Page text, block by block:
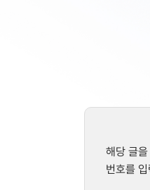
해당 글
번호를